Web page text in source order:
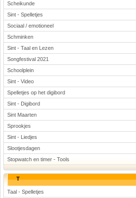
Scheikunde
Sint - Spelletjes
Sociaal / emotioneel
Schminken
Sint - Taal en Lezen
Songfestival 2021
Schoolplein
Sint - Video
Spelletjes op het digibord
Sint - Digibord
Sint Maarten
Sprookjes
Sint - Liedjes
Slootjesdagen
Stopwatch en timer - Tools
T
Taal - Spelletjes